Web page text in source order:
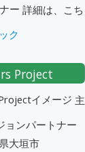
詳細は、こち
ク
Project
主
ョンパートナー
大垣市